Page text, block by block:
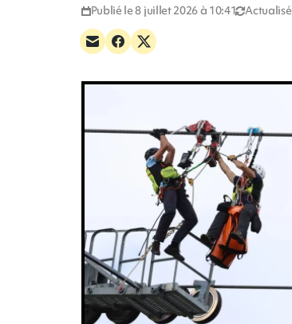
Publié le 8 juillet 2026 à 10:41